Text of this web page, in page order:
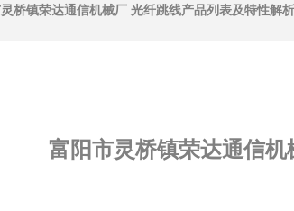
桥镇荣达通信机械厂 光纤跳线产品列表及特性解析
富阳市灵桥镇荣达通信